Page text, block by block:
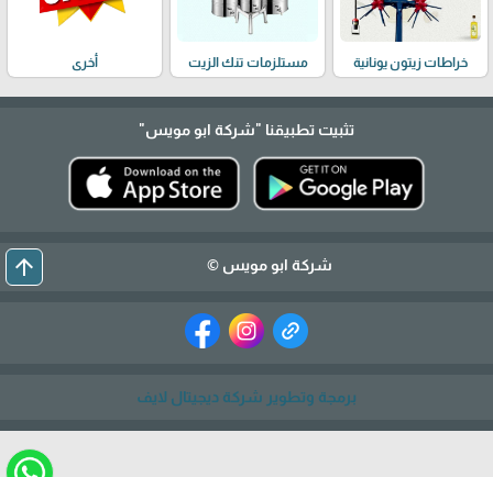
خراطات زيتون يونانية مستلزمات تنك الزيت أخرى
تثبيت تطبيقنا "شركة ابو مويس"
شركة ابو مويس © arrow_upward
برمجة وتطوير شركة ديجيتال لايف